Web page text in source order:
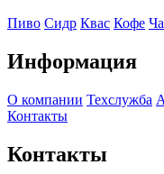
Пиво Сидр Квас Кофе
Информация
О компании Техслужба
Контакты
Контакты